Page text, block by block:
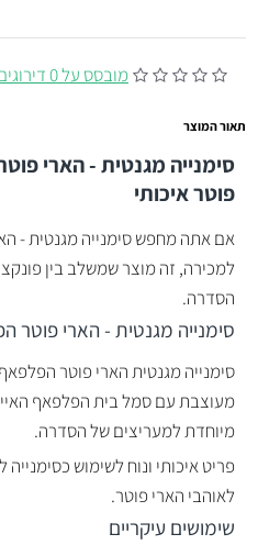
מובסס על 0 דירוגים.
תאור המוצר
סימנייה מגנטית - הארי
פוטר איכותי
אם אתה מחפש סימנייה מגנטית -
למכירה, זה מוצר שמשלב בין
הסדרה.
סימנייה מגנטית - הארי פוטר
מעוצבת עם סמל בית הפלפאף
מיוחדת למעריצים של הסדרה.
פריט איכותי ונוח לשימוש
לאוהבי הארי פוטר.
שימושים עיקריים